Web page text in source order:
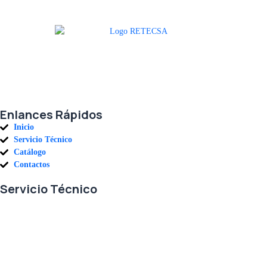
Enlances Rápidos
Inicio
Servicio Técnico
Catálogo
Contactos
Servicio Técnico